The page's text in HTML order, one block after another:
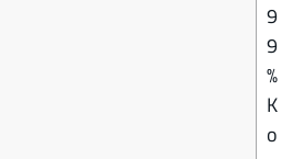
9
9
%
K
o